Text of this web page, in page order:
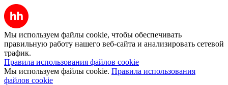
Мы используем файлы cookie, чтобы обеспечивать
правильную работу нашего веб-сайта и анализировать сетевой
трафик.
Правила использования файлов cookie
Мы используем файлы cookie. Правила использования
файлов cookie